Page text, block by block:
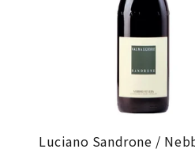
Luciano Sandrone /